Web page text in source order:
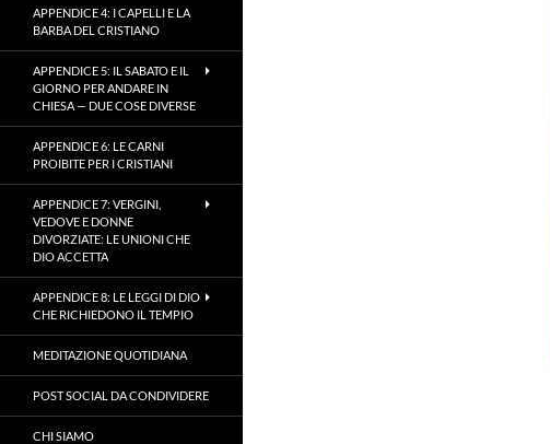
APPENDICE 4: I CAPELLI E LA
BARBA DEL CRISTIANO
APPENDICE 5: IL SABATO E IL
GIORNO PER ANDARE IN
CHIESA — DUE COSE DIVERSE
APPENDICE 6: LE CARNI
PROIBITE PER I CRISTIANI
APPENDICE 7: VERGINI,
VEDOVE E DONNE
DIVORZIATE: LE UNIONI CHE
DIO ACCETTA
APPENDICE 8: LE LEGGI DI DIO
CHE RICHIEDONO IL TEMPIO
MEDITAZIONE QUOTIDIANA
POST SOCIAL DA CONDIVIDERE
CHI SIAMO